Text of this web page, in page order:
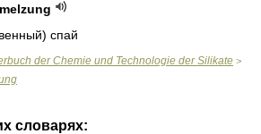
спай
der Chemie und Technologie der Silikate >
словарях: